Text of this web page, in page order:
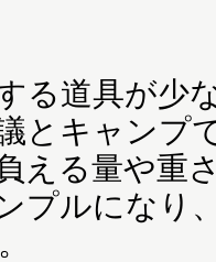
る道具が少
とキャンプ
える量や重
プルになり